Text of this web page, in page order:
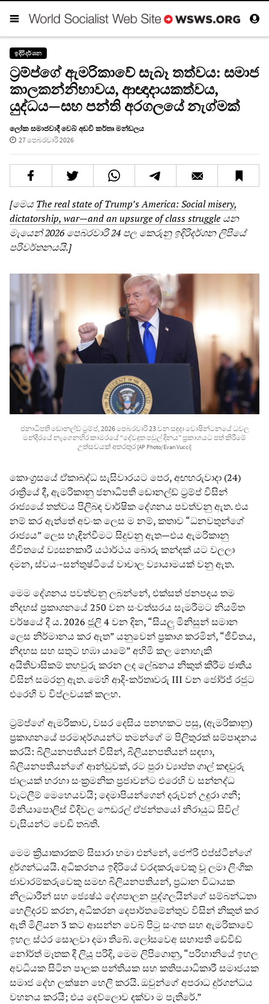
ඉදිරිදර්ශන
ට්‍රම්ප්ගේ ඇමරිකාවේ සැබෑ තත්වය: සමාජ
කාලකන්නිභාවය, ආඥාදායකත්වය,
යුද්ධය—සහ පන්ති අරගලයේ නැග්මක්
ලෝක සමාජවාදී වෙබ් අඩවි කර්තෘ මන්ඩලය
27 පෙබරවාරි 2026
[මෙය The real state of Trump’s America: Social misery,
dictatorship, war—and an upsurge of class struggle යන
මැයෙන් 2026 පෙබරවාරි 24 පල කෙරුනු ඉදිරිදර්ශන ලිපියේ
පරිවර්තනයයි.]
ජනාධිපති ඩොනල්ඩ් ට්‍රම්ප්, 2026 පෙබරවාරි 23 වන සඳුදා වොෂින්ටනයේ ධවල
මන්දිරයේ නැගෙනහිර කාමරයේ “දේවදූත පවුල් දිනය” ප්‍රකාශයට පත් කිරීමේ
උත්සවයක් අතරතුර [AP Photo/Evan Vucci]
කොංග්‍රසයේ ඒකාබද්ධ සැසිවාරයට පෙර, අඟහරුවාදා (24)
රාත්‍රියේ දී, ඇමරිකානු ජනාධිපති ඩොනල්ඩ් ට්‍රම්ප් විසින්
රාජ්‍යයේ තත්වය පිලිබඳ වාර්ෂික දේශනය පවත්වනු ඇත. එය
නම් කර ඇත්තේ අවංක ලෙස ම නම්, කතාව “ධනවතුන්ගේ
රාජ්‍යය” ලෙස හැඳින්වීමට සිදුවනු ඇත—එය ඇමරිකානු
ජීවිතයේ ව්‍යසනකාරී යථාර්ථය බොරු කන්දක් යට වලලා
දමන, ස්වයං-සන්තුෂ්ටියේ වාචාල ව්‍යායාමයක් වනු ඇත.
මෙම දේශනය පවත්වනු ලබන්නේ, එක්සත් ජනපදය තම
නිදහස් ප්‍රකාශනයේ 250 වන සංවත්සරය සැමරීමට නියමිත
වර්ෂයේ දී ය. 2026 ජූලි 4 වන දින, “සියලු මිනිසුන් සමාන
ලෙස නිර්මානය කර ඇත” යනුවෙන් ප්‍රකාශ කරමින්, “ජීවිතය,
නිදහස සහ සතුට හඹා යාමේ” අහිමි කල නොහැකි
අයිතිවාසිකම් තහවුරු කරන ලද ලේඛනය නිකුත් කිරීම ජාතිය
විසින් සමරනු ඇත. මෙහි ආදි-කර්තෘවරු III වන ජෝර්ජ් රජුට
එරෙහි ව විප්ලවයක් කලහ.
ට්‍රම්ප්ගේ ඇමරිකාව, වසර දෙසිය පනහකට පසු, (ඇමරිකානු)
ප්‍රකාශනයේ පරමාදර්ශයන්ට තමන්ගේ ම පිලිතුරක් සම්පාදනය
කරයි: බිලියනපතියන් විසින්, බිලියනපතියන් සඳහා,
බිලියනපතියන්ගේ ආන්ඩුවක්, රට පුරා ව්‍යාප්ත ගාල් කඳවුරු
ජාලයක් හරහා සංක්‍රමනික ප්‍රජාවන්ට එරෙහි ව සන්නද්ධ
වැටලීම් මෙහෙයවයි; දෙමාපියන්ගෙන් දරුවන් උදුරා ගනී;
මිනියාපොලිස් වීදිවල ෆෙඩරල් ඒජන්තයෝ නිරායුධ සිවිල්
වැසියන්ට වෙඩි තබති.
මෙම ක්‍රියාකාරකම් සිසාරා හමා එන්නේ, ජෙෆ්රි එප්ස්ටීන්ගේ
දුර්ගන්ධයයි. අධිකරනය ඉදිරියේ වරදකරුවෙකු වූ ලමා ලිංගික
ජාවාරම්කරුවෙකු සමඟ බිලියනපතියන්, ප්‍රධාන විධායක
නිලධාරීන් සහ ජ්‍යෙෂ්ඨ දේශපාලන පුද්ගලයින්ගේ සම්බන්ධතා
හෙලිදරව් කරන, අධිකරන දෙපාර්තමේන්තුව විසින් නිකුත් කර
ඇති මිලියන 3 කට ආසන්න වෙබ් පිටු සංගත සහ ඇමරිකාවේ
ඉහල ස්ථර සොලවා දමා තිබේ. ලෝසවෙඅ සභාපති ඩේවිඩ්
නෝර්ත් මෑතක දී ලියූ පරිදි, මෙම ලිපිගොනු, “පරිහානියේ ඉහල
අවධියක සිටින පාලක පන්තියක සහ කතිපයාධිකාරී සමාජයක
සමාජ දේහ ලක්ෂන හෙලි කරයි. ඔවුන්ගේ අපරාධ දුර්ගන්ධය
වහනය කරයි; එය දෙව්ලොව දක්වා ම පැතිරේ.”